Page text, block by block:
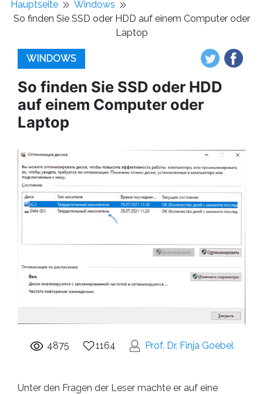
Hauptseite
Windows
So finden Sie SSD oder HDD auf einem Computer oder
Laptop
WINDOWS
So finden Sie SSD oder HDD
auf einem Computer oder
Laptop
4875 1164 Prof. Dr. Finja Goebel
Unter den Fragen der Leser machte er auf eine